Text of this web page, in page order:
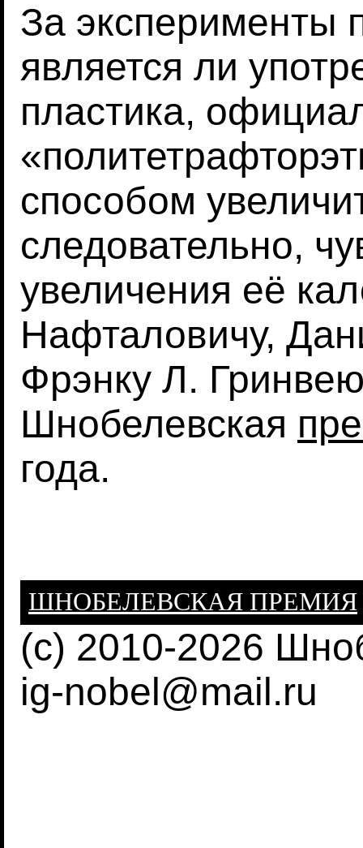
За эксперименты
является ли
пластика,
способом
следовательно,
увеличения её
Нафталовичу,
Фрэнку Л.
Шнобелевская
года.
ШНОБЕЛЕВСКАЯ ПРЕМИЯ
(c) 2010-2026
ig-nobel@mail.ru